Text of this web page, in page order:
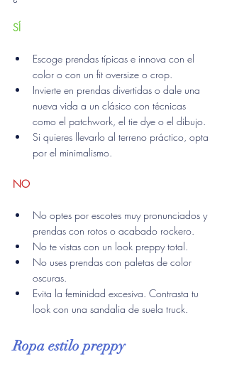
SÍ
Escoge prendas típicas e innova con el
color o con un fit oversize o crop.
Invierte en prendas divertidas o dale una
nueva vida a un clásico con técnicas
como el patchwork, el tie dye o el dibujo.
Si quieres llevarlo al terreno práctico, opta
por el minimalismo.
NO
No optes por escotes muy pronunciados y
prendas con rotos o acabado rockero.
No te vistas con un look preppy total.
No uses prendas con paletas de color
oscuras.
Evita la feminidad excesiva. Contrasta tu
look con una sandalia de suela truck.
Ropa estilo preppy